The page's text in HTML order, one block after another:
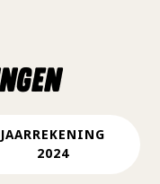
JAARREKENING
2024